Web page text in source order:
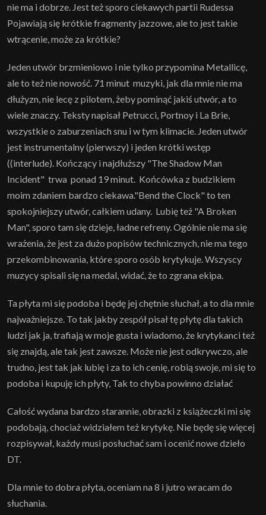
nie ma i dobrze. Jest też sporo ciekawych partii Rudessa
Pojawiają się krótkie fragmenty jazzowe, ale to jest takie
wtrącenie, może za krótkie?
Jeden utwór brzmieniowo i nie tylko przypomina Metallicę,
ale to też nie nowość. 71 minut muzyki, jak dla mnie nie ma
dłużyzn, nie lecę z pilotem, żeby pominąć jakiś utwór, a to
wiele znaczy. Teksty napisał Petrucci, Portnoy i La Brie,
wszystkie o zaburzeniach snu i w tym klimacie. Jeden utwór
jest instrumentalny (pierwszy) i jeden krótki wstęp
((interlude). Kończący i najdłuższy "The Shadow Man
Incident" trwa ponad 19 minut. Końcówka z budzikiem
moim zdaniem bardzo ciekawa."Bend the Clock" to ten
spokojniejszy utwór, całkiem udany. Lubię też "A Broken
Man", sporo tam się dzieje, ładne refreny. Ogólnie nie ma się
wrażenia, że jest za dużo popisów technicznych, nie ma tego
przekombinowania, które sporo osób krytykuje. Wszyscy
muzycy spisali się na medal, widać, że to zgrana ekipa.
Ta płyta mi się podoba i będę jej chętnie słuchał, a to dla mnie
najważniejsze. To tak jakby zespół pisał tę płytę dla takich
ludzi jak ja, trafiają w moje gusta i wiadomo, że krytykanci też
się znajdą, ale tak jest zawsze. Może nie jest odkrywczo, ale
trudno, jest tak jak lubię i za to ich cenię, robią swoje, mi się to
podoba i kupuję ich płyty, Tak to chyba powinno działać
Całość wydana bardzo starannie, obrazki z książeczki mi się
podobają, chociaż widziałem też krytykę. Nie będę się więcej
rozpisywał, każdy musi posłuchać sam i ocenić nowe dzieło
DT.
Dla mnie to dobra płyta, oceniam na 8 i jutro wracam do
słuchania.